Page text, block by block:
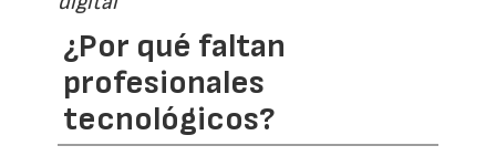
¿Por qué faltan
profesionales
tecnológicos?